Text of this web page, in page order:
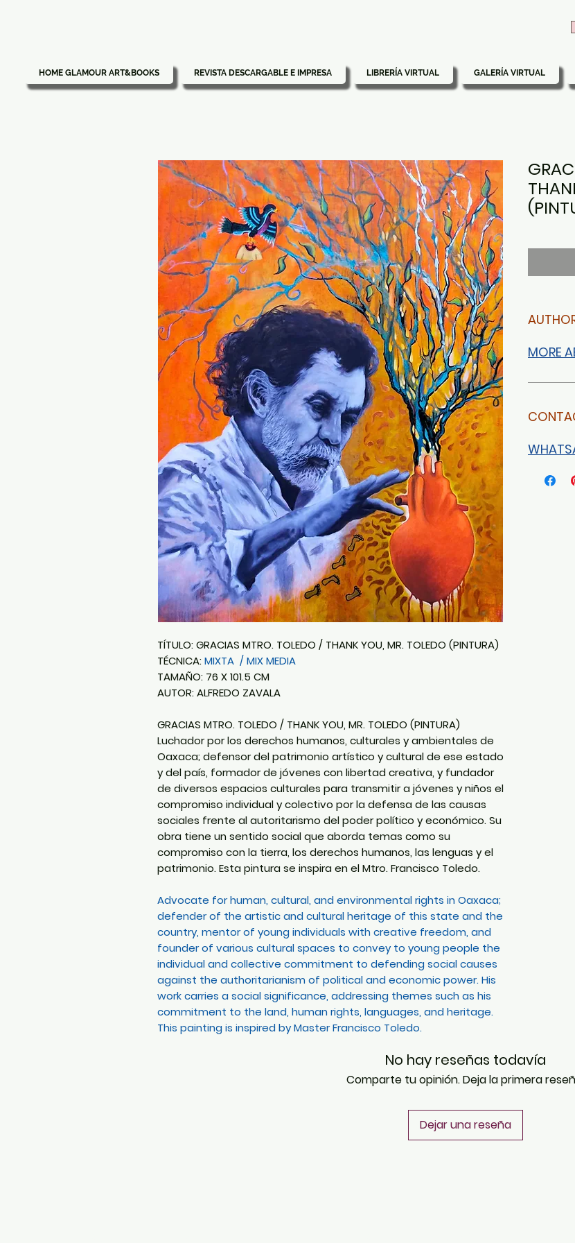
HOME GLAMOUR ART&BOOKS REVISTA DESCARGABLE E IMPRESA LIBRERÍA VIRTUAL GALERÍA VIRTUAL
TÍTULO: GRACIAS MTRO. TOLEDO / THANK YOU, MR. TOLEDO (PINTURA)
TÉCNICA:MIXTA / MIX MEDIA
TAMAÑO: 76 X 101.5 CM
AUTOR: ALFREDO ZAVALA
GRACIAS MTRO. TOLEDO / THANK YOU, MR. TOLEDO (PINTURA)
Luchador por los derechos humanos, culturales y ambientales de
Oaxaca; defensor del patrimonio artístico y cultural de ese estado
y del país, formador de jóvenes con libertad creativa, y fundador
de diversos espacios culturales para transmitir a jóvenes y niños el
compromiso individual y colectivo por la defensa de las causas
sociales frente al autoritarismo del poder político y económico. Su
obra tiene un sentido social que aborda temas como su
compromiso con la tierra, los derechos humanos, las lenguas y el
patrimonio. Esta pintura se inspira en el Mtro. Francisco Toledo.
Advocate for human, cultural, and environmental rights in Oaxaca;
defender of the artistic and cultural heritage of this state and the
country, mentor of young individuals with creative freedom, and
founder of various cultural spaces to convey to young people the
individual and collective commitment to defending social causes
against the authoritarianism of political and economic power. His
work carries a social significance, addressing themes such as his
commitment to the land, human rights, languages, and heritage.
This painting is inspired by Master Francisco Toledo.
MORE
No hay reseñas todavía
Comparte tu opinión. Deja la primera
Dejar una reseña